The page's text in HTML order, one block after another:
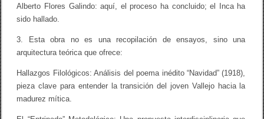
Alberto Flores Galindo: aquí, el proceso ha concluido; el Inca ha
sido hallado.
3. Esta obra no es una recopilación de ensayos, sino una
arquitectura teórica que ofrece:
Hallazgos Filológicos: Análisis del poema inédito “Navidad” (1918),
pieza clave para entender la transición del joven Vallejo hacia la
madurez mítica.